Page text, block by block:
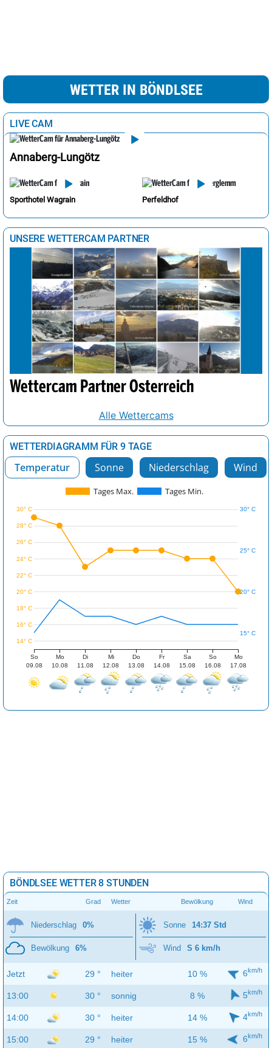
WETTER IN BÖNDLSEE
LIVE CAM
Annaberg-Lungötz
Sporthotel Wagrain Perfeldhof
UNSERE WETTERCAM PARTNER
Wettercam Partner Österreich
Alle Wettercams
WETTERDIAGRAMM FÜR 9 TAGE
Temperatur Sonne Niederschlag Wind
Tages Max. Tages Min.
So
09.08
Mo
10.08
Di
11.08
Mi
12.08
Do
13.08
Fr
14.08
Sa
15.08
So
16.08
Mo
17.08
14° C
16° C
18° C
20° C
22° C
24° C
26° C
28° C
30° C
15° C
20° C
25° C
30° C
BÖNDLSEE WETTER 8 STUNDEN
Zeit Grad Wetter Bewölkung Wind
Niederschlag 0%
Bewölkung 6%
Sonne 14:37 Std
Wind S 6 km/h
Jetzt 29 ° heiter 10 % 6km/h
13:00 30 ° sonnig 8 % 5km/h
14:00 30 ° heiter 14 % 4km/h
15:00 29 ° heiter 15 % 6km/h